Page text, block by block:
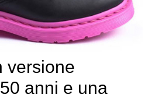
versione
anni e una